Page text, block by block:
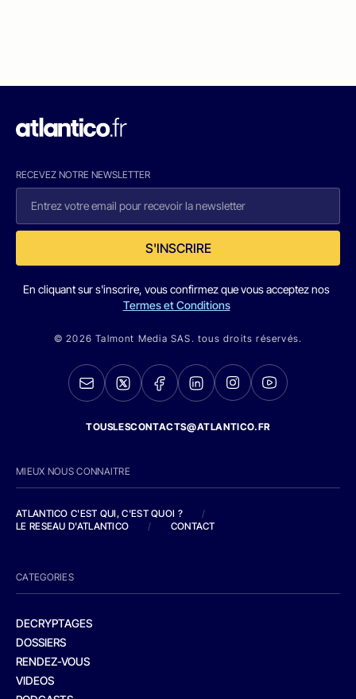
RECEVEZ NOTRE NEWSLETTER
S'INSCRIRE
En cliquant sur s'inscrire, vous confirmez que vous acceptez nos
Termes et Conditions
© 2026 Talmont Media SAS. tous droits réservés.
TOUSLESCONTACTS@ATLANTICO.FR
MIEUX NOUS CONNAITRE
ATLANTICO C'EST QUI, C'EST QUOI ?
/
LE RESEAU D'ATLANTICO
/ CONTACT
CATEGORIES
DECRYPTAGES
DOSSIERS
RENDEZ-VOUS
VIDEOS